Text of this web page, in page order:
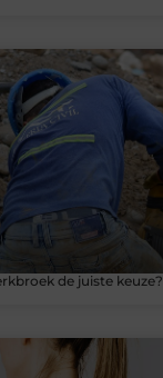
de juiste keuze?